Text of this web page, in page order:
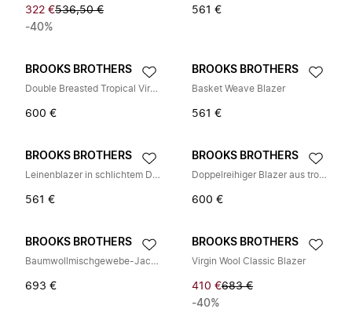
322 €536,50 €
-40%
561 €
BROOKS BROTHERS
Double Breasted Tropical Virgin Wool Blazer
600 €
BROOKS BROTHERS
Basket Weave Blazer
561 €
BROOKS BROTHERS
Leinenblazer in schlichtem Design
561 €
BROOKS BROTHERS
Doppelreihiger Blazer aus tropischer Schurwolle
600 €
BROOKS BROTHERS
Baumwollmischgewebe-Jacke
693 €
BROOKS BROTHERS
Virgin Wool Classic Blazer
410 €683 €
-40%